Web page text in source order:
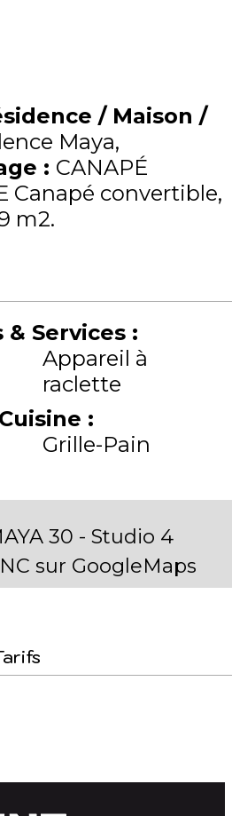
/ Maison /
Maya
: CANAPÉ
Canapé convertible
m2
Services :
Appareil à
raclette
:
Grille-Pain
30 - Studio 4
sur GoogleMaps